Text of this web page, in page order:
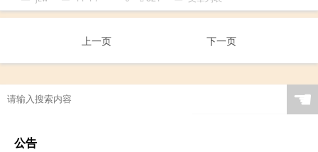
上一页 下一页
☚
公告